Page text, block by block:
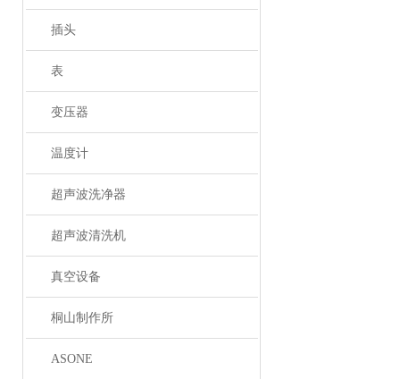
插头
表
变压器
温度计
超声波洗净器
超声波清洗机
真空设备
桐山制作所
ASONE